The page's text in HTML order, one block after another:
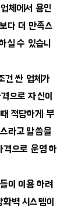
체에서 용인
다 더 만족스
수 있습니
건 싼 업체가
으로 자신이
적당하게 부
라고 말씀을
격으로 운영 하
이 이용 하려
벽 시스템이